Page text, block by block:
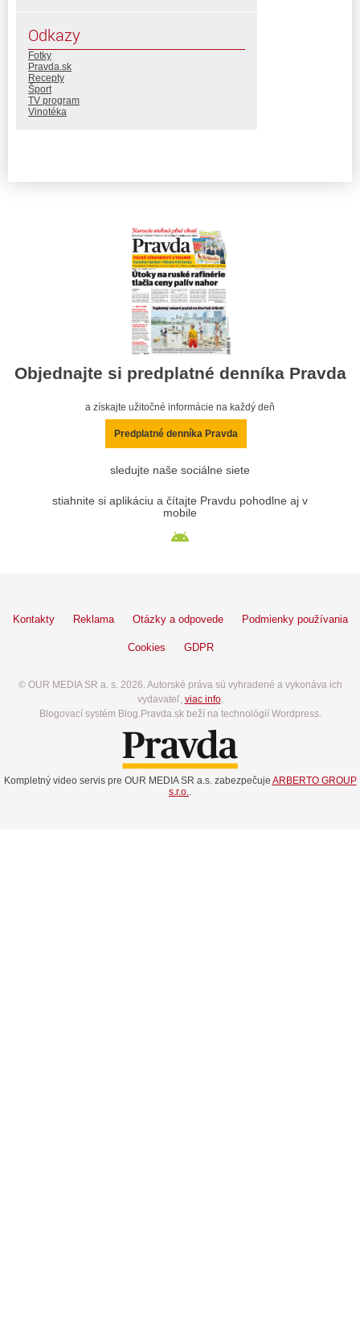
Odkazy
Fotky
Pravda.sk
Recepty
Šport
TV program
Vinotéka
Objednajte si predplatné denníka Pravda
a získajte užitočné informácie na každý deň
Predplatné denníka Pravda
sledujte naše sociálne siete
stiahnite si aplikáciu a čítajte Pravdu pohodlne aj v
mobile
Kontakty Reklama Otázky a odpovede Podmienky používania
Cookies GDPR
© OUR MEDIA SR a. s. 2026. Autorské práva sú vyhradené a vykonáva ich
vydavateľ, viac info.
Blogovací systém Blog.Pravda.sk beží na technológií Wordpress.
Kompletný video servis pre OUR MEDIA SR a.s. zabezpečuje ARBERTO GROUP
s.r.o..